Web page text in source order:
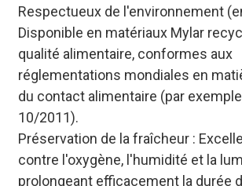
Respectueux de l'environnement
Disponible en matériaux Mylar
qualité alimentaire, conformes aux
réglementations mondiales en
du contact alimentaire (par exemple,
10/2011).
Préservation de la fraîcheur :
contre l'oxygène, l'humidité et la
prolongeant efficacement la durée